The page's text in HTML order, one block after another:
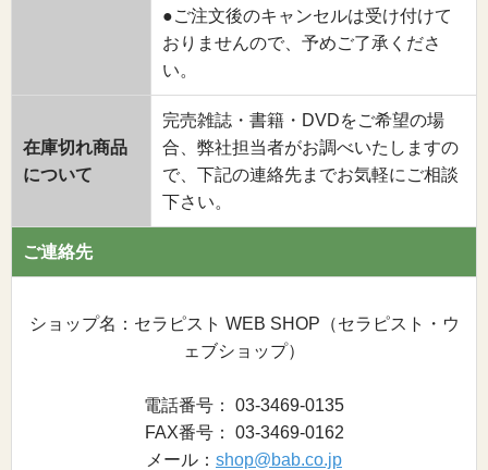
●ご注文後のキャンセルは受け付けて
おりませんので、予めご了承くださ
い。
在庫切れ商品
について
完売雑誌・書籍・DVDをご希望の場
合、弊社担当者がお調べいたしますの
で、下記の連絡先までお気軽にご相談
下さい。
ご連絡先
ショップ名：セラピスト WEB SHOP（セラピスト・ウ
ェブショップ）
電話番号： 03-3469-0135
FAX番号： 03-3469-0162
メール： shop@bab.co.jp